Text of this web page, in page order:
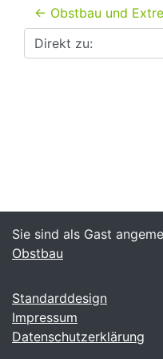
← Obstbau und
Direkt zu:
Sie sind als Gast
Obstbau
Standarddesign
Impressum
Datenschutzerklärung